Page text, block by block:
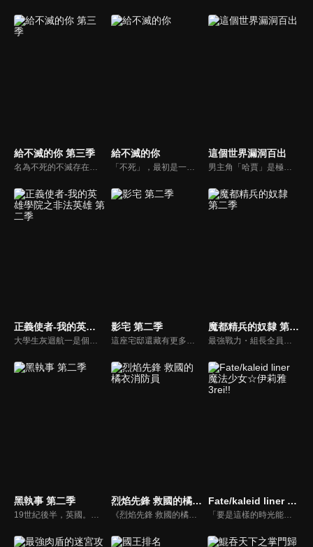
給不滅的你 第三季
名為不死的不滅存在。一個前所未有的和平世界。新的朋友…新的家園…在萬事圓滿的世界裡，不死以為自己終於能高唱幸福。然而不祥的影子再度逼近不死。那影子是鑽入人心縫隙的宿敵。造就自己的觀察者真正的目的。加諸於不死的新考驗。重大抉擇的時刻正逼近他。不死之身的不死物語，「現世篇」即將揭幕。
給不滅的你
「不死」，最初是一顆被丟入這片土地的「球」。它所擁有的能力是「變化成給予它刺激之物的模樣」，及「死而復生」。球，從石頭到狼，再變成少年，形象發生了許多變化；但它就像嬰兒般，什麼都不懂的徬徨在世間。然而，相遇之人教導他生存的方式... 光線、味道、聲音、溫度、痛苦、喜悅、哀傷... 在這個充滿刺激的世界裡徘徊，展開一段永恆之旅。
這個世界漏洞百出
男主角「哈賈」是極密組織調查隊「王之探求者」的一員。某天，他在邊境中保護了一個小村莊「起始之村」免受龍的襲擊，並在過程中救下了對每日重複同樣事情的生活感到厭倦的少女「妮可拉 」後，少女為了幫助「哈賈」，決定加入他的調查隊伍，走到外面的世界探索這個世界真正的面貌。
正義使者-我的英雄學院之非法英雄 第二季
大學生灰迴航一是個在學校遭到誤會排擠的邊緣人，「個性」也不出眾的他，最大的休閒活動就是晚上扮裝出外幫助路人，人稱「親切俠」！某一天他與地下偶像POP☆STEP遭到小混混糾纏，此時從天而降的不是NO.1英雄歐爾麥特，而是一個不知名的大叔‧鐵拳清道夫「手指虎」，從此航一便踏入了遊走於灰色地帶的「非法英雄業」！
影宅 第二季
這座宅邸還藏有更多的秘密———結束「公開亮相」後，凱特、艾蜜莉可以及同期的三組成為成人開始了新生活。「影宅」的謎題尚未解明，兒童棟卻發生了新事件。遭到戴星者懷疑為叛徒的凱特與艾蜜莉可一同開始追查嫌犯——長袍神祕人的真實身分。究竟神秘人的真正目的是什麼……？
魔都精兵的奴隸 第二季
最強戰力・組長全員集結。尋求著能大顯身手的舞台的男高中生・和倉優希因為魔防隊第七組組長・羽前京香的能力，使他身為「奴隸」的力量覺醒，並成功討伐了京香故鄉的仇敵・一根角，實現了復仇的宿願。然而在檯面下，全新的威脅《八雷神》已經開始在魔都展開行動。於是優希和京香前往參加全體組長齊聚一堂的「組長會議」。魔防隊透過聯合訓練累積起了實力，而優希也開始展現出嶄新的可能性及顯著的成長。另一方面，八雷神的其中一人在現世現身了──。一場「被飼養的少年」所展開的奇幻戰鬥故事，第２章在此展開！
黑執事 第二季 烈焰先鋒 救國的橘衣消防員
《烈焰先鋒 救國的橘衣消防員》是《火線先鋒大吾（め組の大吾）》之續作，本作由另一位新的「大吾」十朱大吾擔任主角。他與斧田駿、中村雪以及其他伙伴通過了「特別技術研修」，正式成為救助隊成員，將前往火災現場拯救傷患與受困的民眾。
Fate/kaleid liner 魔法少女☆伊莉雅 3rei!!
「要是這樣的時光能一直持續下去就好了……」。同第8張職階卡中寄宿的英靈之間的激戰已落下帷幕，為了全力享受所剩無幾的暑假，伊莉雅等人再次進入了度假模式。然而，這樣的日常時光，卻無比輕易地就被打破了。伊莉雅等人火速趕到了發生異變的圓藏山中，出現在她們面前的是，一個脫離現實的怪誕人影。